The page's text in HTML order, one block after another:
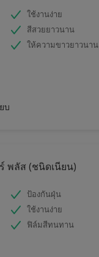
ใช้งานง่าย
สีสวยยาวนาน
ให้ความขาวยาวนาน
บ
พลัส (ชนิดเนียน)
ป้องกันฝุ่น
ใช้งานง่าย
ฟิล์มสีทนทาน